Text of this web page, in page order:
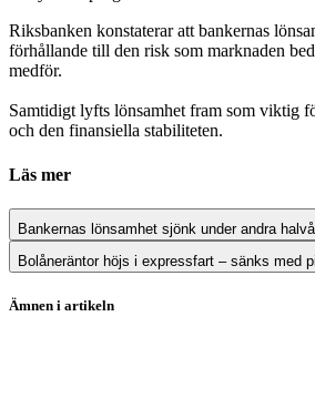
Riksbanken konstaterar att bankernas
förhållande till den risk som marknaden
medför.
Samtidigt lyfts lönsamhet fram som viktig
och den finansiella stabiliteten.
Läs mer
Bankernas lönsamhet sjönk under andra
Bolåneräntor höjs i expressfart – sänks med
Ämnen i artikeln